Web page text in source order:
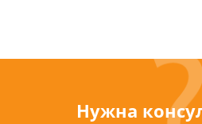
Нужна